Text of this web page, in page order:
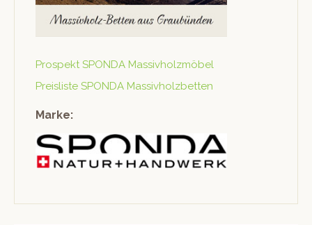
Prospekt SPONDA Massivholzmöbel
Preis­liste SPONDA Massivholzbetten
Marke: